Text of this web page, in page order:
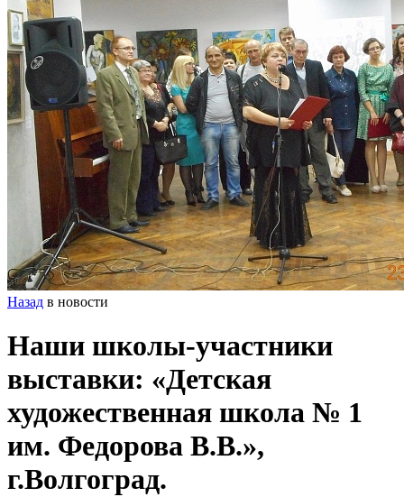
Назад в новости
Наши школы-участники
выставки: «Детская
художественная школа № 1
им. Федорова В.В.»,
г.Волгоград.